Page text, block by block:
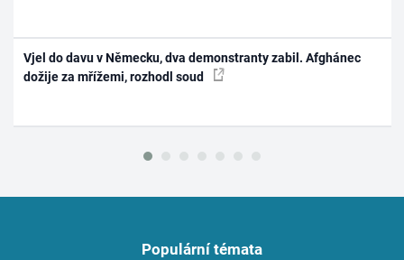
Vjel do davu v Německu, dva demonstranty zabil. Afghánec
dožije za mřížemi, rozhodl soud
Populární témata